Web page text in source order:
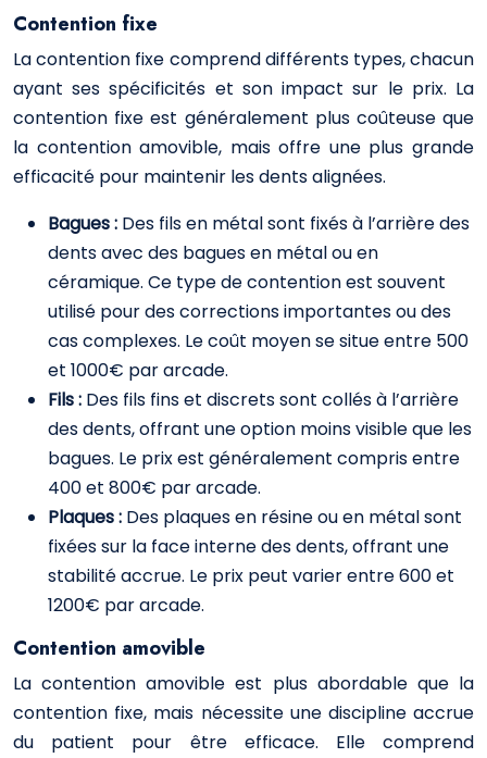
Contention fixe
La contention fixe comprend différents types, chacun
ayant ses spécificités et son impact sur le prix. La
contention fixe est généralement plus coûteuse que
la contention amovible, mais offre une plus grande
efficacité pour maintenir les dents alignées.
Bagues : Des fils en métal sont fixés à l’arrière des
dents avec des bagues en métal ou en
céramique. Ce type de contention est souvent
utilisé pour des corrections importantes ou des
cas complexes. Le coût moyen se situe entre 500
et 1000€ par arcade.
Fils : Des fils fins et discrets sont collés à l’arrière
des dents, offrant une option moins visible que les
bagues. Le prix est généralement compris entre
400 et 800€ par arcade.
Plaques : Des plaques en résine ou en métal sont
fixées sur la face interne des dents, offrant une
stabilité accrue. Le prix peut varier entre 600 et
1200€ par arcade.
Contention amovible
La contention amovible est plus abordable que la
contention fixe, mais nécessite une discipline accrue
du patient pour être efficace. Elle comprend